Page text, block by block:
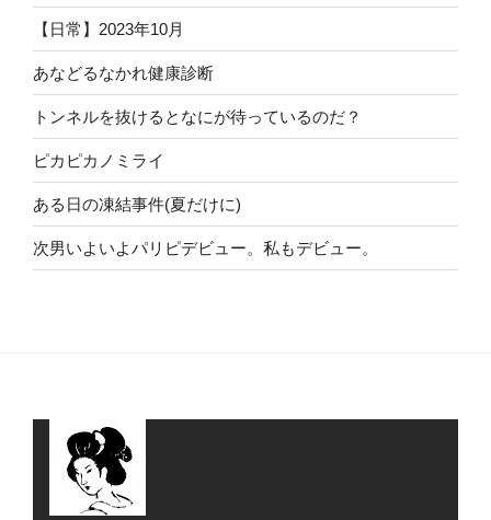
【日常】2023年10月
あなどるなかれ健康診断
トンネルを抜けるとなにが待っているのだ？
ピカピカノミライ
ある日の凍結事件(夏だけに)
次男いよいよパリピデビュー。私もデビュー。